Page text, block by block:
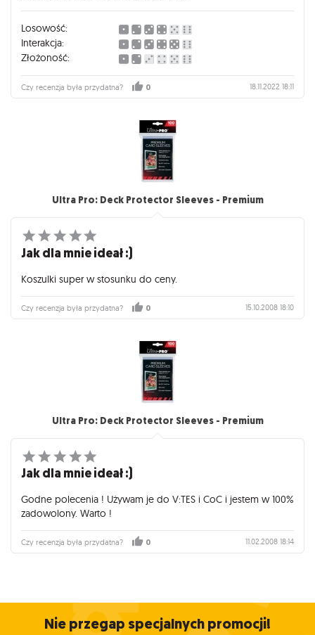
Losowość:
Interakcja:
Złożoność:
Czy recenzja była przydatna? 0 18.11.2022 18:11
Ultra Pro: Deck Protector Sleeves - Premium
Jak dla mnie ideał :)
Koszulki super w stosunku do ceny.
Czy recenzja była przydatna? 0 15.10.2008 18:10
Ultra Pro: Deck Protector Sleeves - Premium
Jak dla mnie ideał :)
Godne polecenia ! Używam je do V:TES i CoC i jestem w 100%
zadowolony. Warto !
Czy recenzja była przydatna? 0 11.02.2008 18:14
Nie przegap specjalnych promocji!